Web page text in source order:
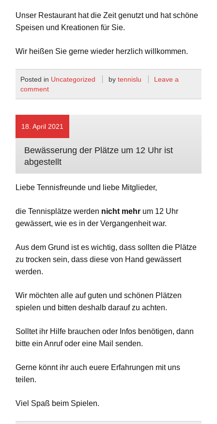
Unser Restaurant hat die Zeit genutzt und hat schöne
Speisen und Kreationen für Sie.
Wir heißen Sie gerne wieder herzlich willkommen.
Posted in Uncategorized by tennislu
Leave a
comment
18. April 2021
Bewässerung der Plätze um 12 Uhr ist
abgestellt
Liebe Tennisfreunde und liebe Mitglieder,
die Tennisplätze werden nicht mehr um 12 Uhr
gewässert, wie es in der Vergangenheit war.
Aus dem Grund ist es wichtig, dass sollten die Plätze
zu trocken sein, dass diese von Hand gewässert
werden.
Wir möchten alle auf guten und schönen Plätzen
spielen und bitten deshalb darauf zu achten.
Solltet ihr Hilfe brauchen oder Infos benötigen, dann
bitte ein Anruf oder eine Mail senden.
Gerne könnt ihr auch euere Erfahrungen mit uns
teilen.
Viel Spaß beim Spielen.